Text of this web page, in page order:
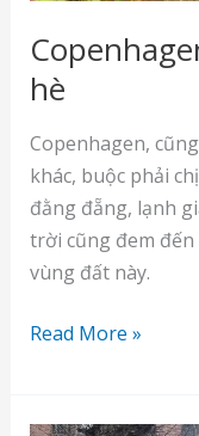
hè
Copenhagen,
khác, buộc phải
đằng đẵng, lạnh
trời cũng đem
vùng đất này.
Copenhagen
rỡ
Read More »